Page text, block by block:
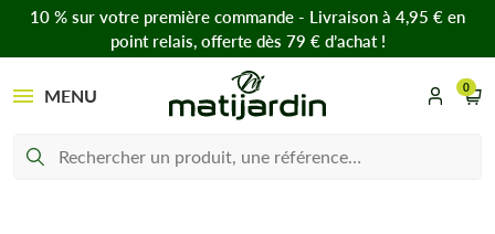
10 % sur votre première commande - Livraison à 4,95 € en
point relais, offerte dès 79 € d’achat !
MENU 0